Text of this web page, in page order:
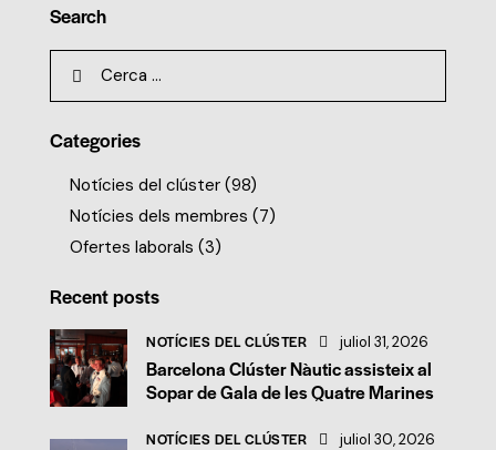
Search
Categories
Notícies del clúster (98)
Notícies dels membres (7)
Ofertes laborals (3)
Recent posts
NOTÍCIES DEL CLÚSTER juliol 31, 2026
Barcelona Clúster Nàutic assisteix al
Sopar de Gala de les Quatre Marines
NOTÍCIES DEL CLÚSTER juliol 30, 2026